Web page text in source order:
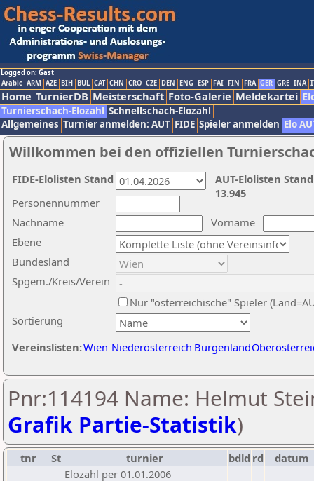
Logged on: Gast
Arabic ARM AZE BIH BUL CAT CHN CRO CZE DEN ENG ESP FAI FIN FRA GER GRE INA
Home TurnierDB Meisterschaft Foto-Galerie Meldekartei
Turnierschach-Elozahl Schnellschach-Elozahl
Allgemeines Turnier anmelden: AUT FIDE Spieler anmelden Elo
Willkommen bei den offiziellen
Nachname
Vorname
Ebene
Sortierung
Personennummer
Bundesland
Spgem./Kreis/Verein
Nur "österreichische" Spieler
Vereinslisten:Wien Niederösterreich Burgenland
AUT-Elolisten
13.945
FIDE-Elolisten Stand
Pnr:114194 Name: Helmut
Grafik Partie-Statistik)
tnr St turnier bdld rd
datum
Elozahl per 01.01.2006